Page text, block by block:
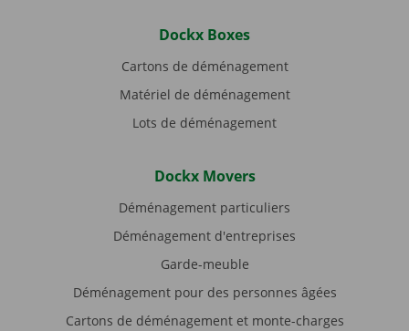
Dockx Boxes
Cartons de déménagement
Matériel de déménagement
Lots de déménagement
Dockx Movers
Déménagement particuliers
Déménagement d'entreprises
Garde-meuble
Déménagement pour des personnes âgées
Cartons de déménagement et monte-charges